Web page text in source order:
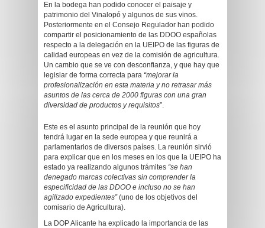
En la bodega han podido conocer el paisaje y
patrimonio del Vinalopó y algunos de sus vinos.
Posteriormente en el Consejo Regulador han podido
compartir el posicionamiento de las DDOO españolas
respecto a la delegación en la UEIPO de las figuras de
calidad europeas en vez de la comisión de agricultura.
Un cambio que se ve con desconfianza, y que hay que
legislar de forma correcta para “mejorar la
profesionalización en esta materia y no retrasar más
asuntos de las cerca de 2000 figuras con una gran
diversidad de productos y requisitos”.
Este es el asunto principal de la reunión que hoy
tendrá lugar en la sede europea y que reunirá a
parlamentarios de diversos países. La reunión sirvió
para explicar que en los meses en los que la UEIPO ha
estado ya realizando algunos trámites “se han
denegado marcas colectivas sin comprender la
especificidad de las DDOO e incluso no se han
agilizado expedientes”(uno de los objetivos del
comisario de Agricultura).
La DOP Alicante ha explicado la importancia de las